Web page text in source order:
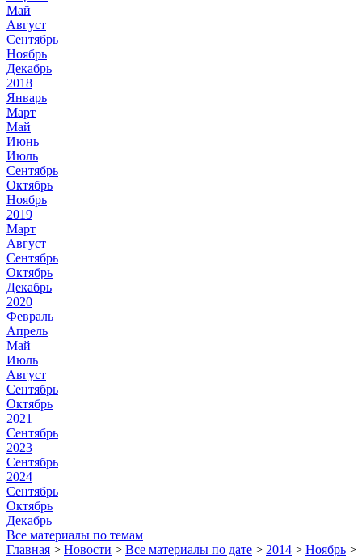
Май
Август
Сентябрь
Ноябрь
Декабрь
2018
Январь
Март
Май
Июнь
Июль
Сентябрь
Октябрь
Ноябрь
2019
Март
Август
Сентябрь
Октябрь
Декабрь
2020
Февраль
Апрель
Май
Июль
Август
Сентябрь
Октябрь
2021
Сентябрь
2023
Сентябрь
2024
Сентябрь
Октябрь
Декабрь
Все материалы по темам
Главная > Новости > Все материалы по дате > 2014 > Ноябрь >